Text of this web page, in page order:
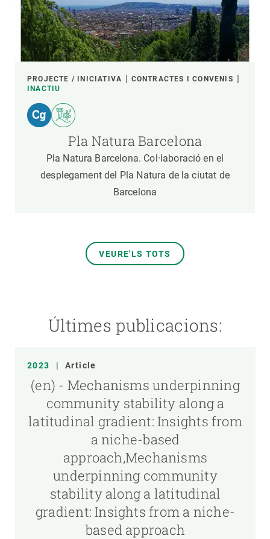
PROJECTE / INICIATIVA
CONTRACTES I CONVENIS
INACTIU
Pla Natura Barcelona
Pla Natura Barcelona. Col·laboració en el
desplegament del Pla Natura de la ciutat de
Barcelona
VEURE'LS TOTS
Últimes publicacions:
2023 | Article
(en) - Mechanisms underpinning
community stability along a
latitudinal gradient: Insights from
a niche-based
approach,Mechanisms
underpinning community
stability along a latitudinal
gradient: Insights from a niche-
based approach